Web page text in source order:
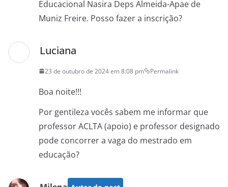
Educacional Nasira Deps Almeida-Apae de
Muniz Freire. Posso fazer a inscrição?
Luciana
23 de outubro de 2024 em 8:08 pm Permalink
Boa noite!!!
Por gentileza vocês sabem me informar que
professor ACLTA (apoio) e professor designado
pode concorrer a vaga do mestrado em
educação?